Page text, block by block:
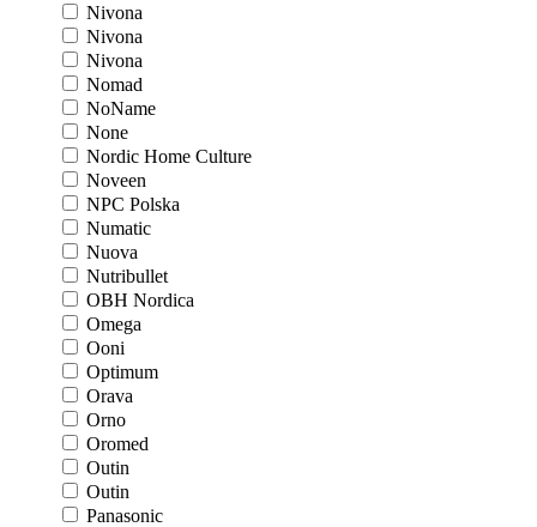
Nivona
Nivona
Nivona
Nomad
NoName
None
Nordic Home Culture
Noveen
NPC Polska
Numatic
Nuova
Nutribullet
OBH Nordica
Omega
Ooni
Optimum
Orava
Orno
Oromed
Outin
Outin
Panasonic